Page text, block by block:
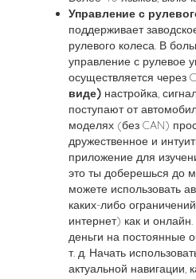
Управление с
поддерживает
рулевого колеса. В
управление с рулевое
осуществляется через
виде) настройка,
поступают от
моделях (без CAN)
дружественное и
приложение для
это ты доберешься до
можете использовать
каких-либо
интернет) как и
деньги на постоянные
т. д. Начать
актуальной навигации,